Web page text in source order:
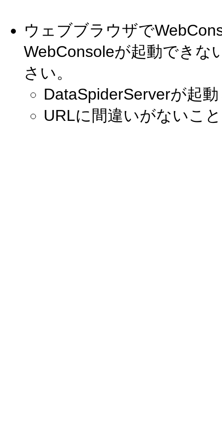
ウェブブラウザで
WebConsoleが起動できな
さい。
DataSpiderServerが起
URLに間違いがないこと